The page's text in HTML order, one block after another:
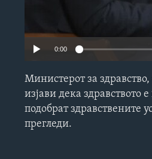
0:00
Министерот за
изјави дека здравството
подобрат здравствените
прегледи.